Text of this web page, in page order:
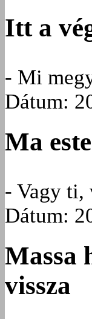
Itt a
- Mi
Dátum:
Ma
- Vagy ti,
Dátum:
Massa
vissza